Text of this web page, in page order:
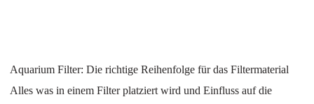
Aquarium Filter: Die richtige Reihenfolge für das Filtermaterial
Alles was in einem Filter platziert wird und Einfluss auf die